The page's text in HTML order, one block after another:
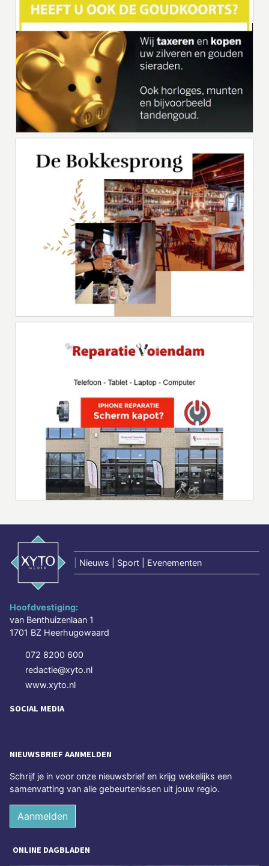
Nieuws | Sport | Evenementen
Hoofdvestiging:
van Benthuizenlaan 1
1701 BZ Heerhugowaard
072 8200 600
redactie@xyto.nl
www.xyto.nl
SOCIAL MEDIA
NIEUWSBRIEF AANMELDEN
Schrijf je in voor onze nieuwsbrief en krijg wekelijks een
samenvatting van alle gebeurtenissen uit jouw regio.
Aanmelden
ONLINE DAGBLADEN